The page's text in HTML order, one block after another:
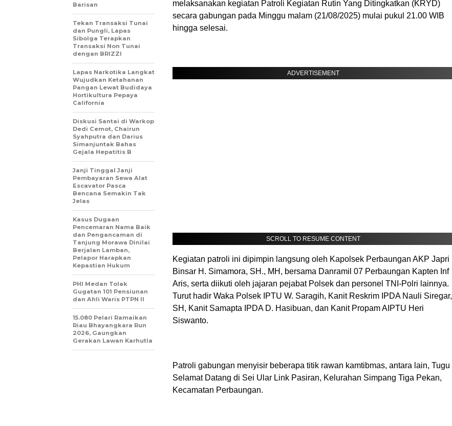
melaksanakan kegiatan Patroli Kegiatan Rutin Yang Ditingkatkan (KRYD)
secara gabungan pada Minggu malam (21/08/2025) mulai pukul 21.00 WIB
hingga selesai.
ADVERTISEMENT
SCROLL TO RESUME CONTENT
Kegiatan patroli ini dipimpin langsung oleh Kapolsek Perbaungan AKP Japri
Binsar H. Simamora, SH., MH, bersama Danramil 07 Perbaungan Kapten Inf
Aris, serta diikuti oleh jajaran pejabat Polsek dan personel TNI-Polri lainnya.
Turut hadir Waka Polsek IPTU W. Saragih, Kanit Reskrim IPDA Nauli Siregar,
SH, Kanit Samapta IPDA D. Hasibuan, dan Kanit Propam AIPTU Heri
Siswanto.
Patroli gabungan menyisir beberapa titik rawan kamtibmas, antara lain, Tugu
Selamat Datang di Sei Ular Link Pasiran, Kelurahan Simpang Tiga Pekan,
Kecamatan Perbaungan.
Barisan
Tekan Transaksi Tunai
dan Pungli, Lapas
Sibolga Terapkan
Transaksi Non Tunai
dengan BRIZZI
Lapas Narkotika Langkat
Wujudkan Ketahanan
Pangan Lewat Budidaya
Hortikultura Pepaya
California
Diskusi Santai di Warkop
Dedi Cemot, Chairun
Syahputra dan Darius
Simanjuntak Bahas
Gejala Hepatitis B
Janji Tinggal Janji
Pembayaran Sewa Alat
Escavator Pasca
Bencana Semakin Tak
Jelas
Kasus Dugaan
Pencemaran Nama Baik
dan Pengancaman di
Tanjung Morawa Dinilai
Berjalan Lamban,
Pelapor Harapkan
Kepastian Hukum
PHI Medan Tolak
Gugatan 101 Pensiunan
dan Ahli Waris PTPN II
15.080 Pelari Ramaikan
Riau Bhayangkara Run
2026, Gaungkan
Gerakan Lawan Karhutla